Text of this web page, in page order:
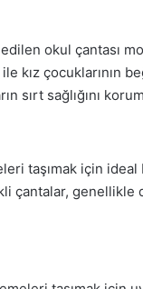
okul çantası
kız çocuklarının
sırt sağlığını
taşımak için
çantalar, genellikle